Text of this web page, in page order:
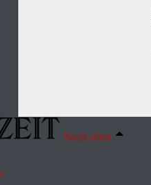
Nach oben